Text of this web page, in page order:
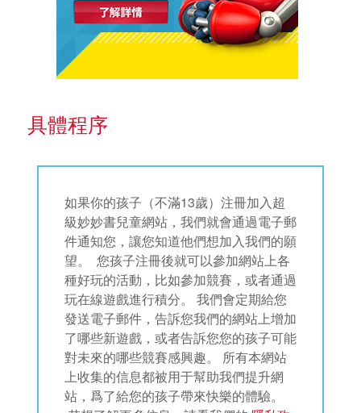
具體程序
如果你的孩子（不滿13歲）注冊加入超
級妙妙書兒童網站，我們就會通過電子郵
件通知您，讓您知道他們想加入我們的願
望。 您孩子注冊後就可以參加網站上各
種好玩的活動，比如參加競賽，或者通過
玩在線遊戲進行積分。 我們會定期給您
發送電子郵件，告訴您我們的網站上增加
了哪些新遊戲，或者告訴您您的孩子可能
對未來的哪些競賽感興趣。 所有本網站
上收集的信息都被用于幫助我們提升網
站，爲了給您的孩子帶來快樂的體驗。